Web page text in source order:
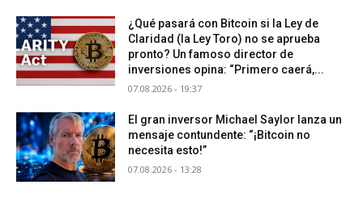
¿Qué pasará con Bitcoin si la Ley de
Claridad (la Ley Toro) no se aprueba
pronto? Un famoso director de
inversiones opina: “Primero caerá,...
07.08.2026 - 19:37
El gran inversor Michael Saylor lanza un
mensaje contundente: “¡Bitcoin no
necesita esto!”
07.08.2026 - 13:28